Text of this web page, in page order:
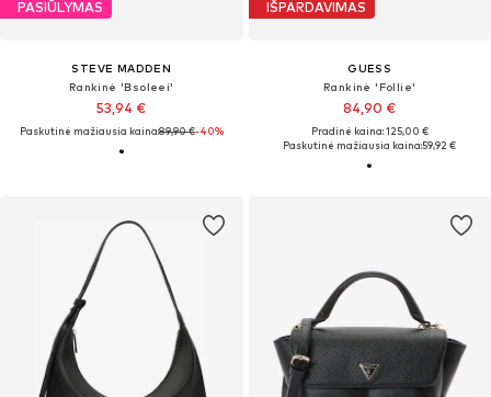
PASIŪLYMAS
STEVE MADDEN
Rankinė 'Bsoleei'
53,94 €
Paskutinė mažiausia kaina:89,90 €-40%
IŠPARDAVIMAS
GUESS
Rankinė 'Follie'
84,90 €
Pradinė kaina: 125,00 €
Paskutinė mažiausia kaina:59,92 €